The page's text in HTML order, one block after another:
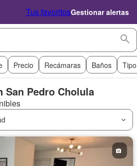
Tus favoritosGestionar alertas
Precio Recámaras Baños
San Pedro Cholula